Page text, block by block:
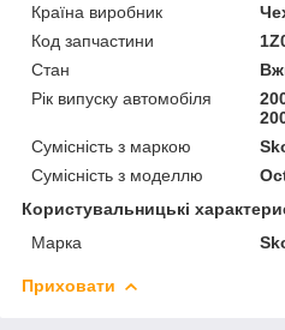
Країна виробник
Код запчастини
Стан
Рік випуску автомобіля
Сумісність з маркою
Сумісність з моделлю
Користувальницькі
Марка
Приховати